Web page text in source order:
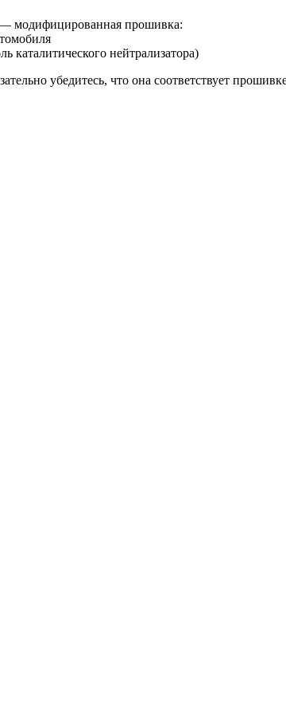
модифицированная прошивка:
каталитического нейтрализатора)
убедитесь, что она соответствует